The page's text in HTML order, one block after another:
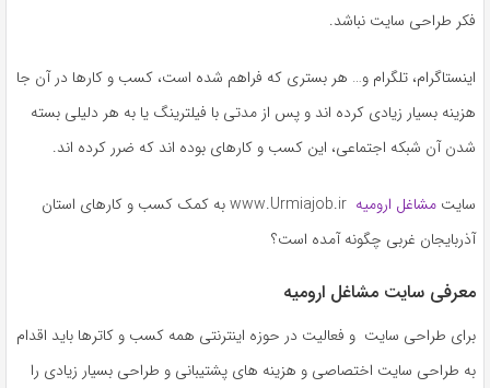
بگذارید.
کپی
فکر طراحی سایت نباشد.
اینستاگرام، تلگرام و… هر بستری که فراهم شده است، کسب و کارها در آن جا
هزینه بسیار زیادی کرده اند و پس از مدتی با فیلترینگ یا به هر دلیلی بسته
شدن آن شبکه اجتماعی، این کسب و کارهای بوده اند که ضرر کرده اند.
سایت مشاغل ارومیه
www.Urmiajob.ir به کمک کسب و کارهای استان
آذربایجان غربی چگونه آمده است؟
معرفی سایت مشاغل ارومیه
برای طراحی سایت و فعالیت در حوزه اینترنتی همه کسب و کاترها باید اقدام
به طراحی سایت اختصاصی و هزینه های پشتیبانی و طراحی بسیار زیادی را